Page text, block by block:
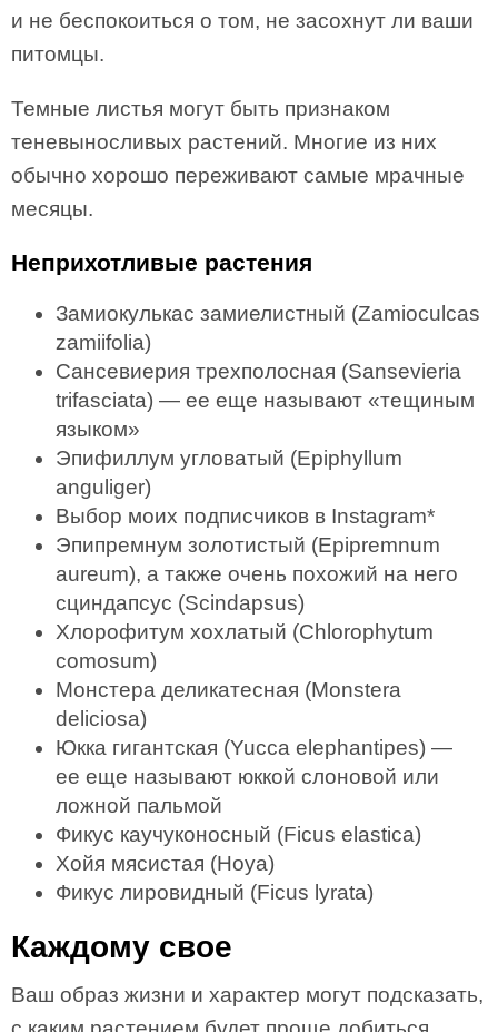
и не беспокоиться о том, не засохнут ли ваши
питомцы.
Темные листья могут быть признаком
теневыносливых растений. Многие из них
обычно хорошо переживают самые мрачные
месяцы.
Неприхотливые растения
Замиокулькас замиелистный (Zamioculcas
zamiifolia)
Сансевиерия трехполосная (Sansevieria
trifasciata) — ее еще называют «тещиным
языком»
Эпифиллум угловатый (Epiphyllum
anguliger)
Выбор моих подписчиков в Instagram*
Эпипремнум золотистый (Epipremnum
aureum), а также очень похожий на него
сциндапсус (Scindapsus)
Хлорофитум хохлатый (Chlorophytum
comosum)
Монстера деликатесная (Monstera
deliciosa)
Юкка гигантская (Yucca elephantipes) —
ее еще называют юккой слоновой или
ложной пальмой
Фикус каучуконосный (Ficus elastica)
Хойя мясистая (Hoya)
Фикус лировидный (Ficus lyrata)
Каждому свое
Ваш образ жизни и характер могут подсказать,